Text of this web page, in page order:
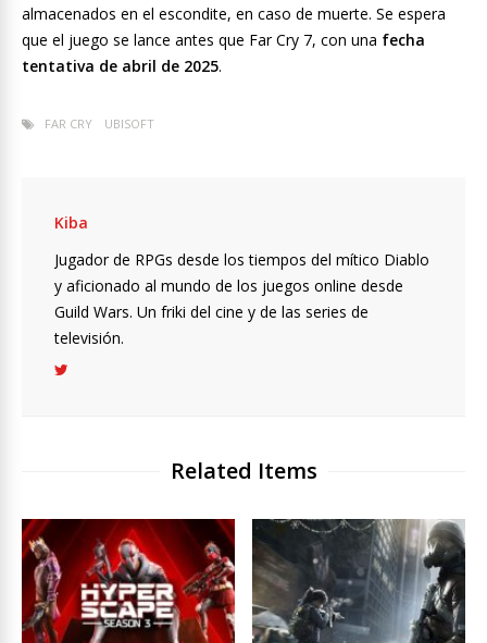
almacenados en el escondite, en caso de muerte. Se espera
que el juego se lance antes que Far Cry 7, con una fecha
tentativa de abril de 2025.
FAR CRY UBISOFT
Kiba
Jugador de RPGs desde los tiempos del mítico Diablo
y aficionado al mundo de los juegos online desde
Guild Wars. Un friki del cine y de las series de
televisión.
Related Items